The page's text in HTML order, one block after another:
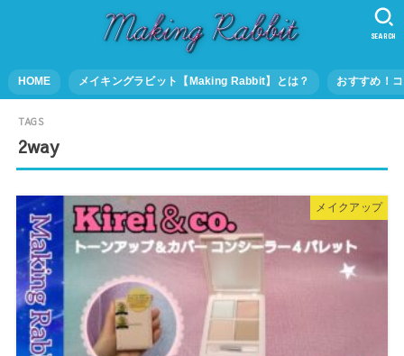
HOME メイキングラビット【Making Rabbit】とは？ おすすめ！
SEARCH
2way
メイクアップ